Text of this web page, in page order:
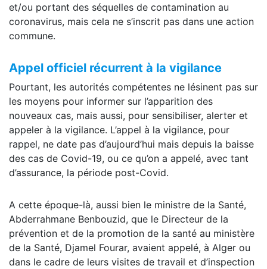
et/ou portant des séquelles de contamination au
coronavirus, mais cela ne s’inscrit pas dans une action
commune.
Appel officiel récurrent à la vigilance
Pourtant, les autorités compétentes ne lésinent pas sur
les moyens pour informer sur l’apparition des
nouveaux cas, mais aussi, pour sensibiliser, alerter et
appeler à la vigilance. L’appel à la vigilance, pour
rappel, ne date pas d’aujourd’hui mais depuis la baisse
des cas de Covid-19, ou ce qu’on a appelé, avec tant
d’assurance, la période post-Covid.
A cette époque-là, aussi bien le ministre de la Santé,
Abderrahmane Benbouzid, que le Directeur de la
prévention et de la promotion de la santé au ministère
de la Santé, Djamel Fourar, avaient appelé, à Alger ou
dans le cadre de leurs visites de travail et d’inspection